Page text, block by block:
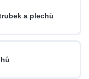
a plechů